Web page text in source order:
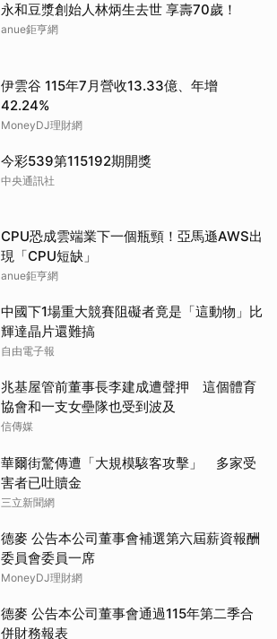
永和豆漿創始人林炳生去世 享壽70歲！
anue鉅亨網
伊雲谷 115年7月營收13.33億、年增
42.24%
MoneyDJ理財網
今彩539第115192期開獎
中央通訊社
CPU恐成雲端業下一個瓶頸！亞馬遜AWS出
現「CPU短缺」
anue鉅亨網
中國下1場重大競賽阻礙者竟是「這動物」比
輝達晶片還難搞
自由電子報
兆基屋管前董事長李建成遭聲押 這個體育
協會和一支女壘隊也受到波及
信傳媒
華爾街驚傳遭「大規模駭客攻擊」 多家受
害者已吐贖金
三立新聞網
德麥 公告本公司董事會補選第六屆薪資報酬
委員會委員一席
MoneyDJ理財網
德麥 公告本公司董事會通過115年第二季合
併財務報表